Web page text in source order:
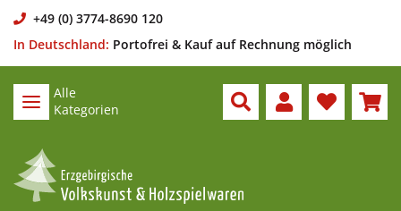
+49 (0) 3774-8690 120
In Deutschland: Portofrei & Kauf auf Rechnung möglich
Alle
Kategorien